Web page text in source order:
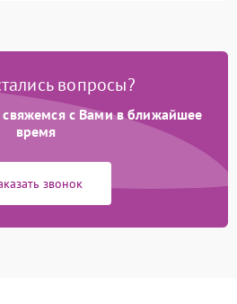
вопросы?
свяжемся с Вами в ближайшее
время
звонок